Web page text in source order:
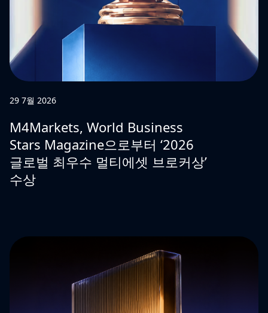
29 7월 2026
M4Markets, World Business
Stars Magazine으로부터 ‘2026
글로벌 최우수 멀티에셋 브로커상’
수상